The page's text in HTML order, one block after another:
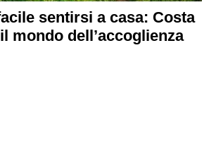
sentirsi a casa: Costa
mondo dell’accoglienza